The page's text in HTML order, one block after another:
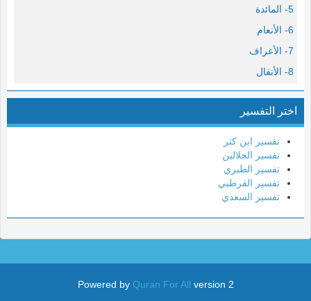
5- المائدة
6- الأنعام
7- الأعراف
8- الأنفال
9- التوبة
10- يونس
12- يوسف
14- إبراهيم
15- الحجر
16- النحل
اختر التفسير
تفسير ابن كثر
تفسير الجلالين
تفسير الطبري
تفسير القرطبي
تفسير السعدي
Powered by Quran For All version 2